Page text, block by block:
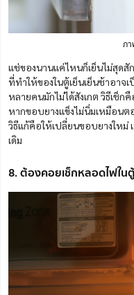
ภ
แช่ของนานแค่ไหนก็เย็นไม่สุด
ที่ทำให้ของในตู้เย็นเย็นช้าอาจ
หลายคนมักไม่ได้สังเกต วิธีเช็
หากขอบยางแข็งไม่นิ่มเหมือนต
วิธีแก้คือให้เปลี่ยนขอบยางให
เดิม
8. ต้องคอยเช็กหลอดไฟใน